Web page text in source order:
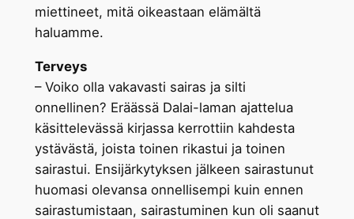
miettineet, mitä oikeastaan elämältä
haluamme.
Terveys
– Voiko olla vakavasti sairas ja silti
onnellinen? Eräässä Dalai-laman ajattelua
käsittelevässä kirjassa kerrottiin kahdesta
ystävästä, joista toinen rikastui ja toinen
sairastui. Ensijärkytyksen jälkeen sairastunut
huomasi olevansa onnellisempi kuin ennen
sairastumistaan, sairastuminen kun oli saanut